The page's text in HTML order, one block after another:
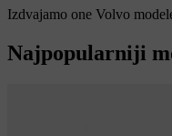
Izdvajamo one Volvo
Najpopularniji